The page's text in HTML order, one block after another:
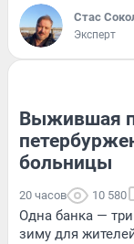
Стас
Эксперт
Выжившая
больницы
20 часов 10 580
Одна банка —
зиму для